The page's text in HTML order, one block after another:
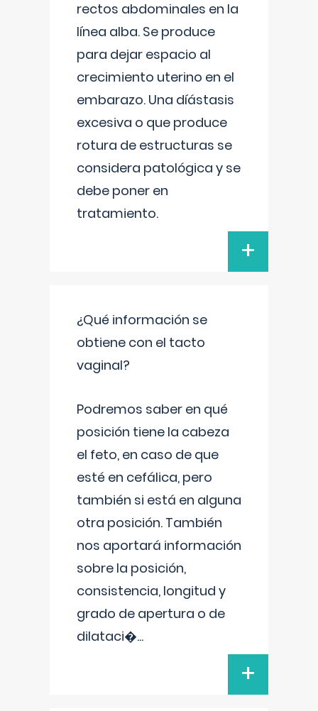
rectos abdominales en la
línea alba. Se produce
para dejar espacio al
crecimiento uterino en el
embarazo. Una díástasis
excesiva o que produce
rotura de estructuras se
considera patológica y se
debe poner en
tratamiento.
+
¿Qué información se
obtiene con el tacto
vaginal?
Podremos saber en qué
posición tiene la cabeza
el feto, en caso de que
esté en cefálica, pero
también si está en alguna
otra posición. También
nos aportará información
sobre la posición,
consistencia, longitud y
grado de apertura o de
dilataci�...
+